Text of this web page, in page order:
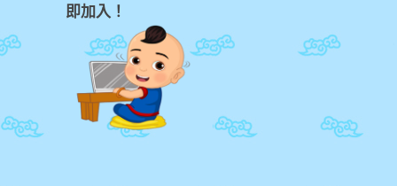
即加入！